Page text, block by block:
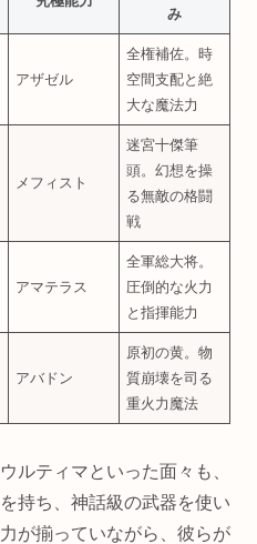
み
アザゼル
全権補佐。時
空間支配と絶
大な魔法力
メフィスト
迷宮十傑筆
頭。幻想を操
る無敵の格闘
戦
アマテラス
全軍総大将。
圧倒的な火力
と指揮能力
アバドン
原初の黄。物
質崩壊を司る
重火力魔法
ルティマといった面々も、
持ち、神話級の武器を使い
が揃っていながら、彼らが